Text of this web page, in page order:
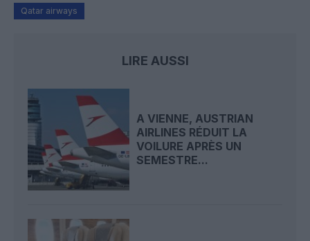
Qatar airways
LIRE AUSSI
A VIENNE, AUSTRIAN
AIRLINES RÉDUIT LA
VOILURE APRÈS UN
SEMESTRE...